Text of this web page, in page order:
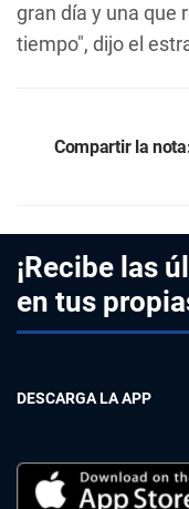
gran día y una que
tiempo", dijo el
Compartir la
¡Recibe las
en tus
DESCARGA LA APP